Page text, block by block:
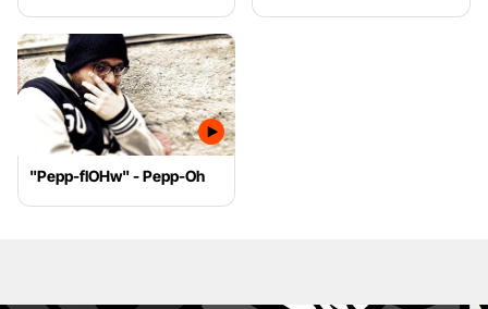
"Pepp-flOHw" - Pepp-Oh